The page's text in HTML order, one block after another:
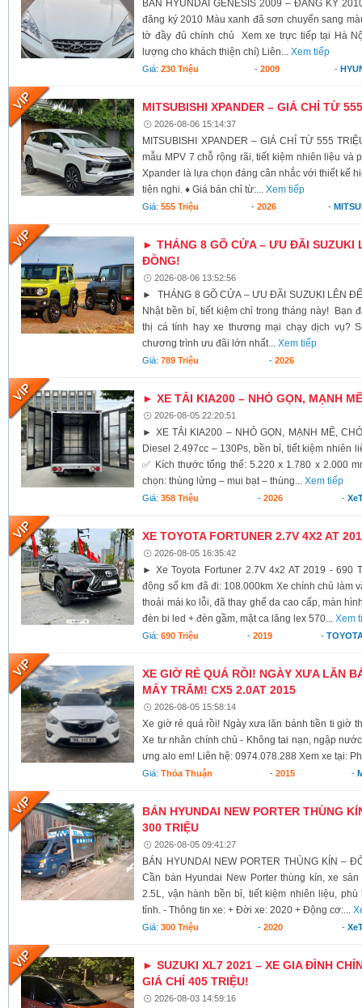
BÁN HYUNDAI GENESIS 2009 – ĐĂNG KÝ
đăng ký 2010 Màu xanh đã sơn chuyển sang
tờ đầy đủ chính chủ Xem xe trực tiếp tại Hà
lượng cho khách thiện chí) Liên...Xem tiếp
Giá:230 Triệu - 2009 -
MITSUBISHI XPANDER – GIÁ CHỈ TỪ
2026-08-06 15:14:37
MITSUBISHI XPANDER – GIÁ CHỈ TỪ 555
mẫu MPV 7 chỗ rộng rãi, tiết kiệm nhiên liệu và
Xpander là lựa chọn đáng cân nhắc với thiết kế
tiện nghi. ♦ Giá bán chỉ từ:...Xem tiếp
Giá:555 Triệu - 2026 -
► THÁNG 8 GÕ CỬA – ƯU ĐÃI SUZUKI
ĐỒNG!
2026-08-06 13:52:56
► THÁNG 8 GÕ CỬA – ƯU ĐÃI SUZUKI LÊN
Nhật bền bỉ, tiết kiệm chỉ trong tháng này! Bạn
thị cá tính hay xe thương mại chạy dịch vụ?
chương trình ưu đãi lớn nhất...Xem tiếp
Giá:789 Triệu - 2026
► XE TẢI KIA200 – NHỎ GỌN, MẠNH
2026-08-05 22:20:51
► XE TẢI KIA200 – NHỎ GỌN, MẠNH MẼ,
Diesel 2.497cc – 130Ps, bền bỉ, tiết kiệm nhiên
✅ Kích thước tổng thể: 5.220 x 1.780 x 2.000
chọn: thùng lửng – mui bạt – thùng...Xem tiếp
Giá:358 Triệu -2026 -
XE TOYOTA FORTUNER 2.7V 4X2 AT
2026-08-05 16:35:42
► Xe Toyota Fortuner 2.7V 4x2 AT 2019 - 690
động số km đã đi: 108.000km Xe chính chủ làm
thoải mái ko lỗi, đã thay ghế da cao cấp, màn
đèn bi led + đèn gầm, mặt ca lăng lex 570...Xem
Giá:690 Triệu -2019 -
XE GIỜ RẺ QUÁ RỒI! NGÀY XƯA LĂN
MẤY TRĂM! CX5 2.0AT 2015
2026-08-05 15:58:14
Xe giờ rẻ quá rồi! Ngày xưa lăn bánh tiền ti giờ
Xe tư nhân chính chủ - Không tai nạn, ngập
ưng alo em! Liên hệ: 0974.078.288 Xem xe tại:
Giá:Thỏa Thuận - 2015 -
BÁN HYUNDAI NEW PORTER THÙNG
300 TRIỆU
2026-08-05 09:41:27
BÁN HYUNDAI NEW PORTER THÙNG KÍN –
Cần bán Hyundai New Porter thùng kín, xe
2.5L, vận hành bền bỉ, tiết kiệm nhiên liệu,
tỉnh. - Thông tin xe: + Đời xe: 2020 + Động cơ:...
Giá:300 Triệu -2020 -
► SUZUKI XL7 2021 – XE GIA ĐÌNH
GIÁ CHỈ 405 TRIỆU!
2026-08-03 14:59:16